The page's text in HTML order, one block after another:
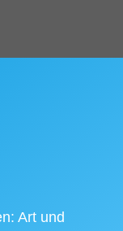
Art und